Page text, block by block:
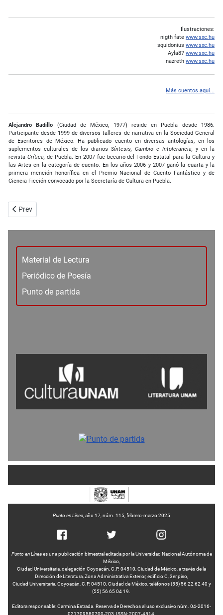
Material de Lectura
Periódico de Poesía
Punto de partida
Ilustraciones:
nigth fate www.sxc.hu
squidonius www.sxc.hu
Ayla87 www.sxc.hu
nazreth www.sxc.hu
Más cuentos aquí...
Alejandro Badillo (Ciudad de México, 1977) reside en Puebla desde 1986.
Participante desde 1999 de diversos talleres de narrativa en la Sociedad General
de Escritores de México. Ha publicado cuento en diversas antologías, en los
suplementos culturales de los diarios Síntesis, Cambio e Intolerancia, y en la
revista Crítica,de Puebla. En 2007 fue becario del Fondo Estatal para la Cultura y
las Artes en la categoría de cuento. En los años 2006 y 2007 ganó la cuarta y la
primera mención honorífica en el Premio Nacional de Cuento Fantástico y de
Ciencia Ficción convocado por la Secretaría de Cultura en Puebla.
Previous article: No me quieras tanto - Claudia Morales
Prev
Punto en Línea , año 17, núm. 115, febrero-marzo 2025
Punto en Líneaes una publicación bimestral editada por la Universidad Nacional Autónoma de
México,
Ciudad Universitaria, delegación Coyoacán, C.P. 04510, Ciudad de México, a través de la
Dirección de Literatura, Zona Administrativa Exterior, edificio C, 3er piso,
Ciudad Universitaria, Coyoacán, C.P. 04510, Ciudad de México, teléfonos (55) 56 22 62 40 y
(55) 56 65 04 19.
Editora responsable: Carmina Estrada. Reserva de Derechos al uso exclusivo núm. 04-2016-
021709580700-203, ISSN: 2007-4514.